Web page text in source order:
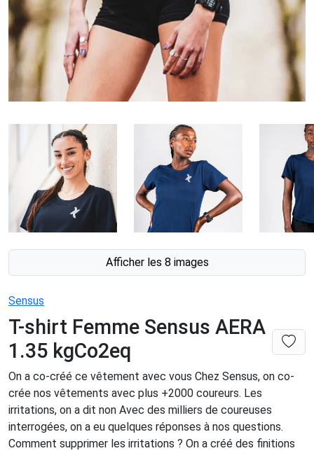
Afficher les 8 images
Sensus
T-shirt Femme Sensus AERA
1.35 kgCo2eq
On a co-créé ce vêtement avec vous Chez Sensus, on co-
crée nos vêtements avec plus +2000 coureurs. Les
irritations, on a dit non Avec des milliers de coureuses
interrogées, on a eu quelques réponses à nos questions.
Comment supprimer les irritations ? On a créé des finitions